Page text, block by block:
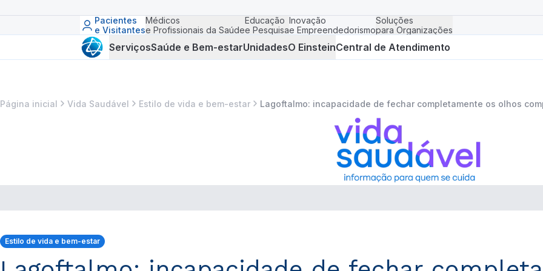
Pacientes
e Visitantes
Médicos
e Profissionais da Saúde
Educação
e Pesquisa
Inovação
e Empreendedorismo
Soluções
para Organizações
ServiçosSaúde e Bem-estarUnidadesO EinsteinCentral de Atendimento
Página inicial Vida Saudável Estilo de vida e bem-estar Lagoftalmo: incapacidade de fechar completamente os olhos
Estilo de vida e bem-estar